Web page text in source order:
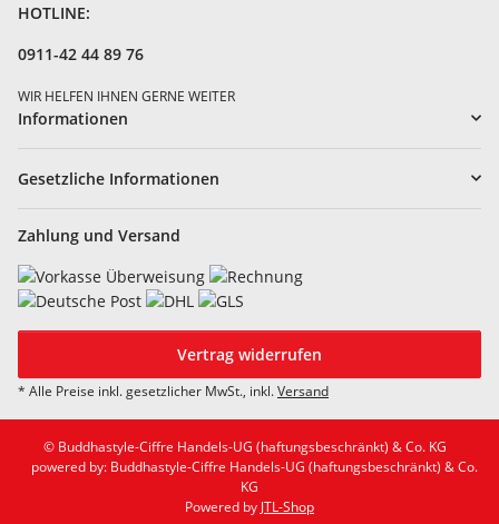
HOTLINE:
0911-42 44 89 76
WIR HELFEN IHNEN GERNE WEITER
Informationen
Gesetzliche Informationen
Zahlung und Versand
Vertrag widerrufen
* Alle Preise inkl. gesetzlicher MwSt., inkl.Versand
© Buddhastyle-Ciffre Handels-UG (haftungsbeschränkt) & Co. KG
powered by: Buddhastyle-Ciffre Handels-UG (haftungsbeschränkt) & Co.
KG
Powered by JTL-Shop